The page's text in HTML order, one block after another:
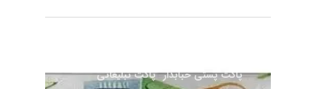
پاکت پستی حبابدار پاکت تبلیغاتی